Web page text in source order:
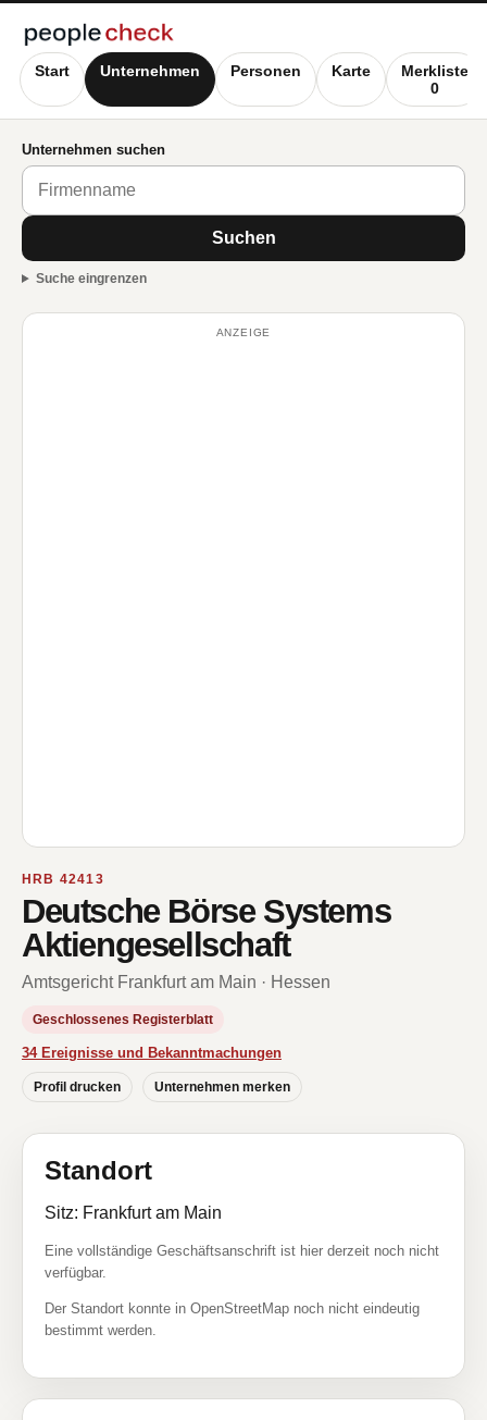
Start Unternehmen Personen Karte
Merkliste
0
Unternehmen suchen
Suchen
Suche eingrenzen
ANZEIGE
HRB 42413
Deutsche Börse Systems
Aktiengesellschaft
Amtsgericht Frankfurt am Main · Hessen
Geschlossenes Registerblatt
34 Ereignisse und Bekanntmachungen
Profil drucken Unternehmen merken
Standort
Sitz: Frankfurt am Main
Eine vollständige Geschäftsanschrift ist hier derzeit noch nicht
verfügbar.
Der Standort konnte in OpenStreetMap noch nicht eindeutig
bestimmt werden.